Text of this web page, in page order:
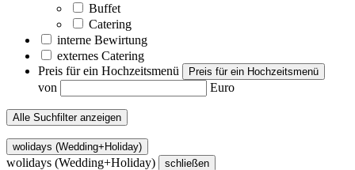
Buffet
Catering
interne Bewirtung
externes Catering
Preis für ein Hochzeitsmenü
Preis für ein Hochzeitsmenü
von Euro
Alle Suchfilter anzeigen
wolidays (Wedding+Holiday)
wolidays (Wedding+Holiday) schließen